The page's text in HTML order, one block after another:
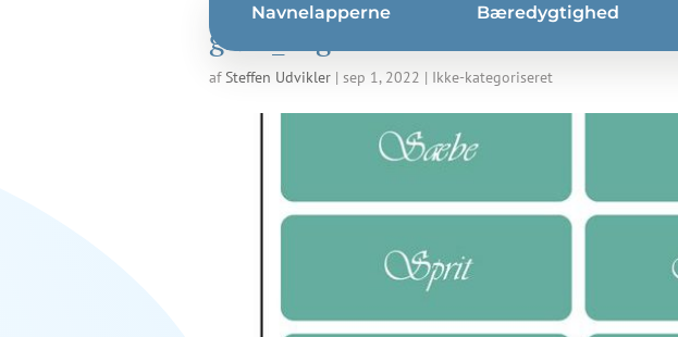
Navnelapperne Bæredygtighed
grøn_Tegnebræt 1
afSteffen Udvikler | sep 1, 2022 | Ikke-kategoriseret